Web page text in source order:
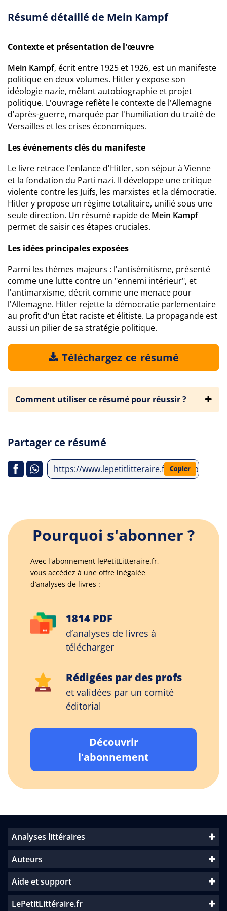
Résumé détaillé de Mein Kampf
Contexte et présentation de l'œuvre
Mein Kampf, écrit entre 1925 et 1926, est un manifeste
politique en deux volumes. Hitler y expose son
idéologie nazie, mêlant autobiographie et projet
politique. L'ouvrage reflète le contexte de l'Allemagne
d'après-guerre, marquée par l'humiliation du traité de
Versailles et les crises économiques.
Les événements clés du manifeste
Le livre retrace l'enfance d'Hitler, son séjour à Vienne
et la fondation du Parti nazi. Il développe une critique
violente contre les Juifs, les marxistes et la démocratie.
Hitler y propose un régime totalitaire, unifié sous une
seule direction. Un résumé rapide de Mein Kampf
permet de saisir ces étapes cruciales.
Les idées principales exposées
Parmi les thèmes majeurs : l'antisémitisme, présenté
comme une lutte contre un "ennemi intérieur", et
l'antimarxisme, décrit comme une menace pour
l'Allemagne. Hitler rejette la démocratie parlementaire
au profit d'un État raciste et élitiste. La propagande est
aussi un pilier de sa stratégie politique.
Téléchargez ce résumé
Comment utiliser ce résumé pour réussir ?
Partager ce résumé
https://www.lepetitlitteraire.fr/index.php/
Copier
Pourquoi s'abonner ?
Avec l'abonnement lePetitLitteraire.fr,
vous accédez à une offre inégalée
d’analyses de livres :
1814 PDF
d’analyses de livres à
télécharger
Rédigées par des profs
et validées par un comité
éditorial
Découvrir
l'abonnement
Analyses littéraires
Auteurs
Aide et support
LePetitLittéraire.fr